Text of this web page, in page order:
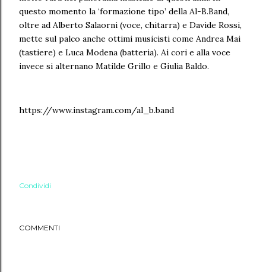
questo momento la ‘formazione tipo’ della Al-B.Band,
oltre ad Alberto Salaorni (voce, chitarra) e Davide Rossi,
mette sul palco anche ottimi musicisti come Andrea Mai
(tastiere) e Luca Modena (batteria). Ai cori e alla voce
invece si alternano Matilde Grillo e Giulia Baldo.
https://www.instagram.com/al_b.band
Condividi
COMMENTI